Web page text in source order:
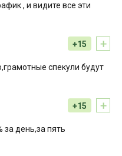
, и видите все эти
+
+15
спекули будут
+
+15
за день,за пять